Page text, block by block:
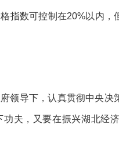
指数可控制在20%以内
领导下，认真贯彻中央
夫，又要在振兴湖北经